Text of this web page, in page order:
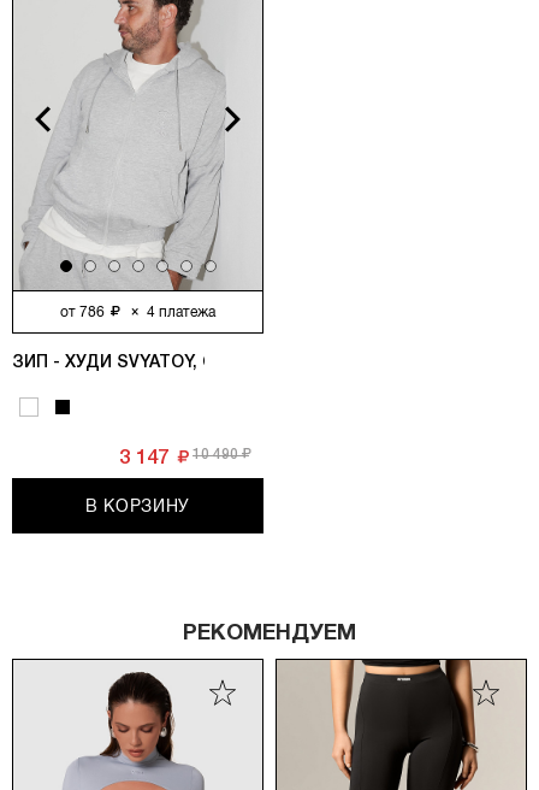
Next
от 786 × 4 платежа
ЗИП - ХУДИ SVYATOY, СЕРЫЙ МЕЛАНЖ
10 490
3 147
В КОРЗИНУ
РЕКОМЕНДУЕМ